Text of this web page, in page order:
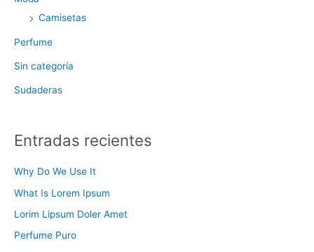
Camisetas
Perfume
Sin categoría
Sudaderas
Entradas recientes
Why Do We Use It
What Is Lorem Ipsum
Lorim Lipsum Doler Amet
Perfume Puro